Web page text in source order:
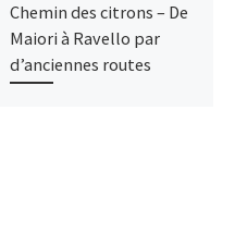
Chemin des citrons – De
Maiori à Ravello par
d’anciennes routes